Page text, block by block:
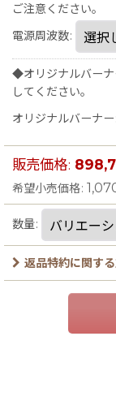
ご注意ください。
電源周波数:
◆オリジナルバーナ
してください。
オリジナルバーナー
販売価格:
希望小売価格:
数量:
返品特約に関す